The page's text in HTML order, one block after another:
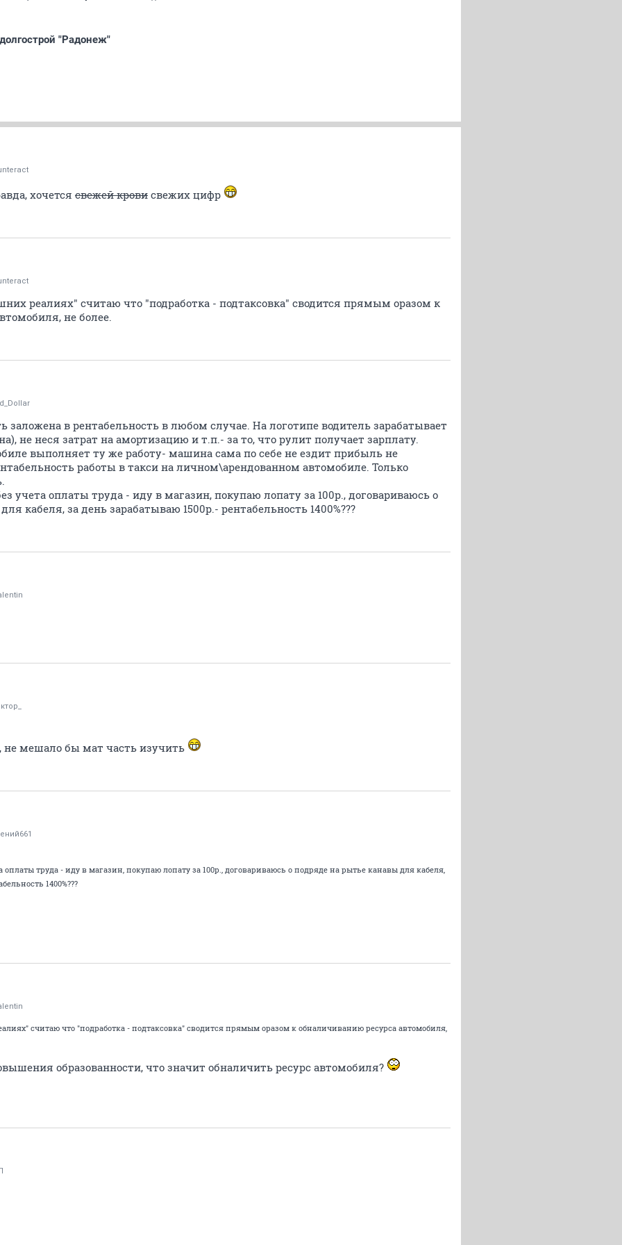
"Радонеж"
хочется свежей крови свежих цифр
реалиях" считаю что "подработка - подтаксовка" сводится прямым оразом к
не более.
в рентабельность в любом случае. На логотипе водитель зарабатывает
не неся затрат на амортизацию и т.п.- за то, что рулит получает зарплату.
выполняет ту же работу- машина сама по себе не ездит прибыль не
работы в такси на личном\арендованном автомобиле. Только
учета оплаты труда - иду в магазин, покупаю лопату за 100р., договариваюсь о
кабеля, за день зарабатываю 1500р.- рентабельность 1400%???
не мешало бы мат часть изучить
оплаты труда - иду в магазин, покупаю лопату за 100р., договариваюсь о подряде на рытье канавы для кабеля,
1400%???
считаю что "подработка - подтаксовка" сводится прямым оразом к обналичиванию ресурса автомобиля,
образованности, что значит обналичить ресурс автомобиля?